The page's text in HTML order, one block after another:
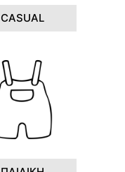
CASUAL